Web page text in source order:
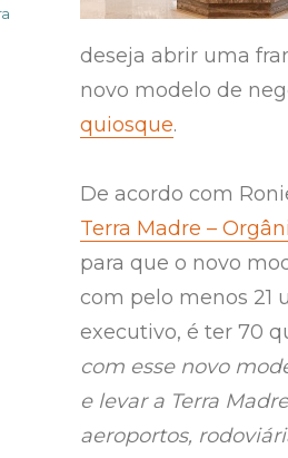
deseja abrir uma
novo modelo de
quiosque.
De acordo com
Terra Madre –
para que o novo
com pelo menos 21
executivo, é ter 70
com esse novo
e levar a Terra
aeroportos,